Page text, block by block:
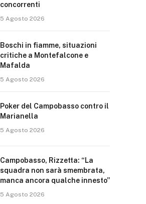
concorrenti
5 Agosto 2026
Boschi in fiamme, situazioni
critiche a Montefalcone e
Mafalda
5 Agosto 2026
Poker del Campobasso contro il
Marianella
5 Agosto 2026
Campobasso, Rizzetta: “La
squadra non sarà smembrata,
manca ancora qualche innesto”
5 Agosto 2026